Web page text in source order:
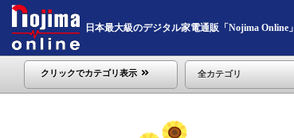
日本最大級のデジタル家電通販「Nojima Online」
クリックでカテゴリ表示 全カテゴリ